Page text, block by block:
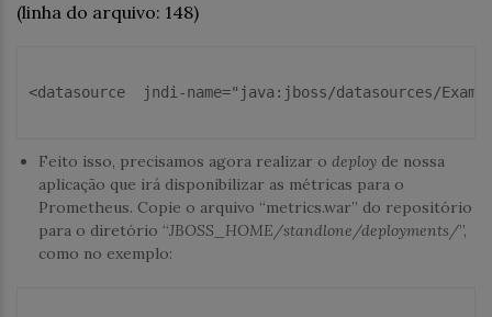
(linha do arquivo: 148)
<datasource jndi-name=" java:jboss/datasources/
Feito isso, precisamos agora realizar o deploy de nossa
aplicação que irá disponibilizar as métricas para o
Prometheus. Copie o arquivo “metrics.war” do repositório
para o diretório “JBOSS_HOME/standlone/deployments/”,
como no exemplo: